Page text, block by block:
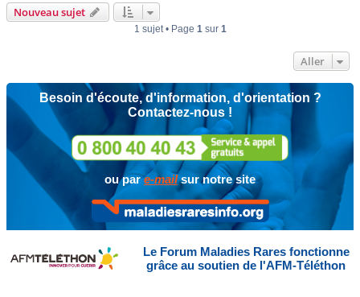
Nouveau sujet
1 sujet • Page 1sur 1
Aller
Besoin d'écoute, d'information, d'orientation ?
Contactez-nous !
ou pare-mailsur notre site
Le Forum Maladies Rares fonctionne
grâce au soutien de l'AFM-Téléthon